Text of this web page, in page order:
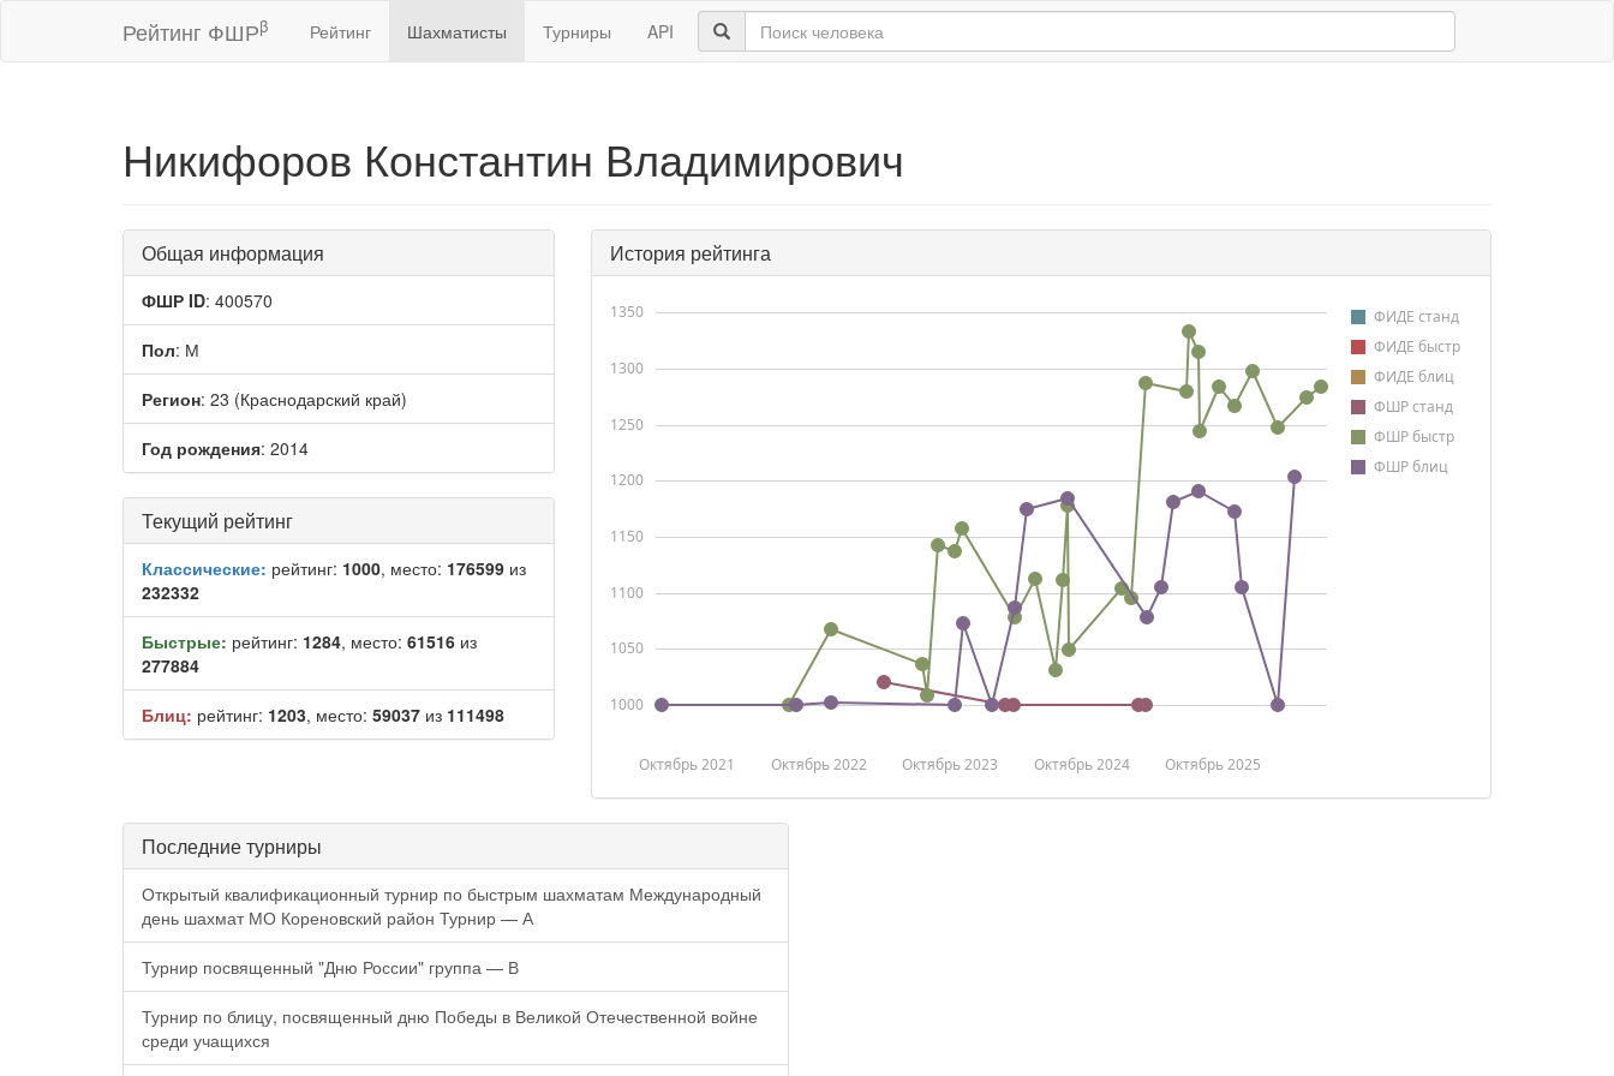
Рейтинг ФШРβ Рейтинг Шахматисты Турниры API
Никифоров Константин Владимирович
Общая информация
ФШР ID: 400570
Пол: М
Регион: 23 (Краснодарский край)
Год рождения: 2014
Текущий рейтинг
Классические: рейтинг: 1000, место: 176599 из
232332
Быстрые: рейтинг: 1284, место: 61516 из
277884
Блиц: рейтинг: 1203, место: 59037 из 111498
История рейтинга
ФИДЕ станд
ФИДЕ быстр
ФИДЕ блиц
ФШР станд
ФШР быстр
ФШР блиц
Октябрь 2021 Октябрь 2022 Октябрь 2023 Октябрь 2024 Октябрь 2025
1000
1050
1100
1150
1200
1250
1300
1350
Последние турниры
Открытый квалификационный турнир по быстрым шахматам Международный
день шахмат МО Кореновский район Турнир — А
Турнир посвященный "Дню России" группа — В
Турнир по блицу, посвященный дню Победы в Великой Отечественной войне
среди учащихся